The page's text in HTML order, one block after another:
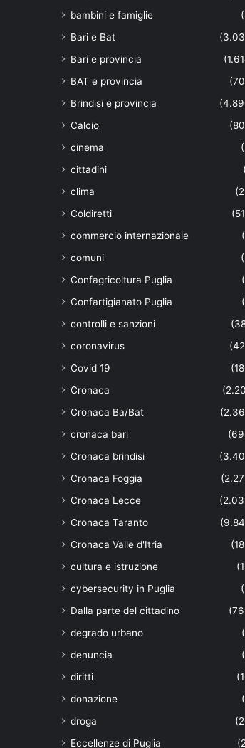
bambini e famiglie
Bari e Bat
Bari e provincia
BAT e provincia
Brindisi e provincia
Calcio
cinema
cittadini
clima
Coldiretti
commercio internazionale
comuni
Confagricoltura Puglia
Confartigianato Puglia
controlli e sanzioni
coronavirus
Covid 19
Cronaca
Cronaca Ba/Bat
cronaca bari
Cronaca brindisi
Cronaca Foggia
Cronaca Lecce
Cronaca Taranto
Cronaca Valle d'Itria
cultura e istruzione
cybersecurity in Puglia
Dalla parte del cittadino
degrado urbano
denuncia
diritti
donazione
droga
Eccellenze di Puglia